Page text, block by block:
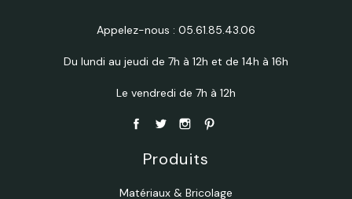
Appelez-nous : 05.61.85.43.06
Du lundi au jeudi de 7h à 12h et de 14h à 16h
Le vendredi de 7h à 12h
Produits
Matériaux & Bricolage